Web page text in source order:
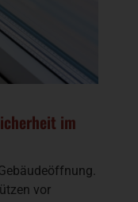
im
vor